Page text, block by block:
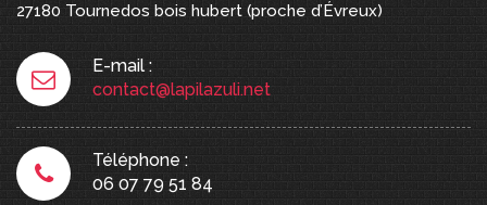
27180 Tournedos bois hubert (proche d’Évreux)
E-mail :
contact@lapilazuli.net
Téléphone :
06 07 79 51 84